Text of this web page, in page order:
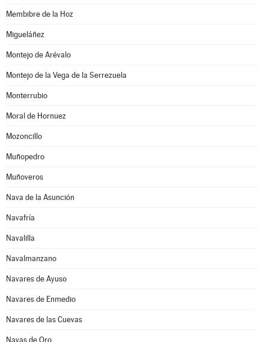
Membibre de la Hoz
Migueláñez
Montejo de Arévalo
Montejo de la Vega de la Serrezuela
Monterrubio
Moral de Hornuez
Mozoncillo
Muñopedro
Muñoveros
Nava de la Asunción
Navafría
Navalilla
Navalmanzano
Navares de Ayuso
Navares de Enmedio
Navares de las Cuevas
Navas de Oro